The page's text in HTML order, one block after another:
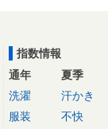
指数情報
通年
洗濯
服装
夏季
汗かき
不快